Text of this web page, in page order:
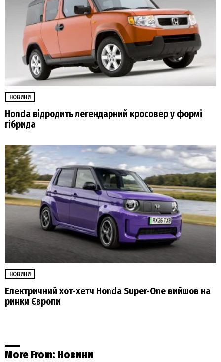
НОВИНИ
Honda відродить легендарний кросовер у формі
гібрида
НОВИНИ
Електричний хот-хетч Honda Super-One вийшов на
ринки Європи
More From: Новини